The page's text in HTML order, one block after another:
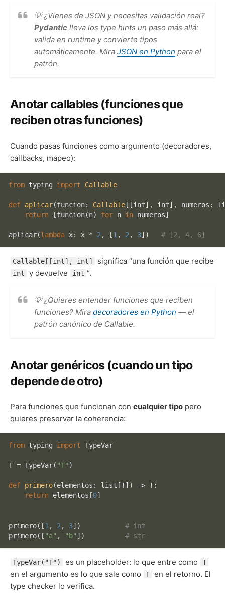
💡 ¿Vienes de JSON y necesitas validación real?
Pydantic lleva los type hints un paso más allá:
valida en runtime y convierte tipos
automáticamente. Mira JSON en Python para el
patrón.
Anotar callables (funciones que
reciben otras funciones)
Cuando pasas funciones como argumento (decoradores,
callbacks, mapeo):
from typing import Callable
def aplicar(funcion: Callable [[int], int], numeros:
return [funcion(n) for n in numeros]
aplicar(lambda x: x * 2 , [1 , 2 , 3]) # [2, 4, 6]
Callable[[int], int] significa “una función que recibe
int y devuelve int “.
💡 ¿Quieres entender funciones que reciben
funciones? Mira decoradores en Python — el
patrón canónico de Callable.
Anotar genéricos (cuando un tipo
depende de otro)
Para funciones que funcionan con cualquier tipo pero
quieres preservar la coherencia:
from typing import TypeVar
T = TypeVar( "T" )
def primero(elementos: list [T] ) -> T:
return elementos[0]
primero([1, 2, 3]) # int
primero([ "a" , "b" ]) # str
TypeVar("T") es un placeholder: lo que entre como T
en el argumento es lo que sale como T en el retorno. El
type checker lo verifica.